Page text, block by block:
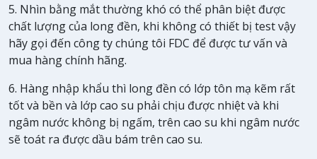
5. Nhìn bằng mắt thường khó có thể phân biệt được
chất lượng của long đền, khi không có thiết bị test vậy
hãy gọi đến công ty chúng tôi FDC để được tư vấn và
mua hàng chính hãng.
6. Hàng nhập khẩu thì long đền có lớp tôn mạ kẽm rất
tốt và bền và lớp cao su phải chịu được nhiệt và khi
ngâm nước không bị ngấm, trên cao su khi ngâm nước
sẽ toát ra được dầu bám trên cao su.